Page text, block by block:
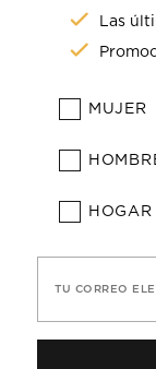
Las
MUJER
HOGAR
TU CORREO